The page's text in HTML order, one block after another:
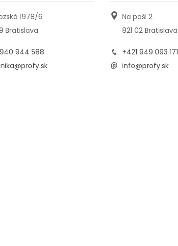
1978/6
Bratislava
944 588
Na paši 2
821 02 Bratislava
+421 949 093 171
info@profy.sk